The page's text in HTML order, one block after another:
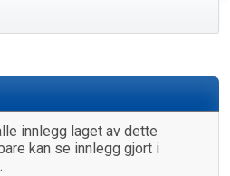
innlegg laget av dette
kan se innlegg gjort i